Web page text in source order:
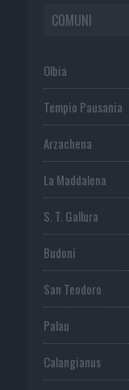
COMUNI
Olbia
Tempio Pausania
Arzachena
La Maddalena
S. T. Gallura
Budoni
San Teodoro
Palau
Calangianus